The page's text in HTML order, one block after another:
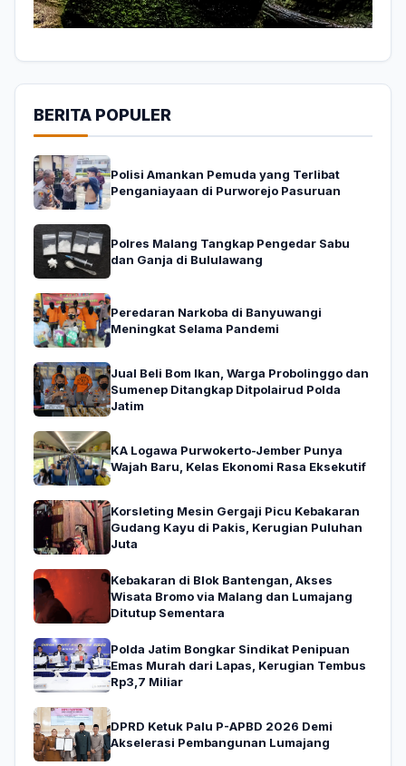
BERITA POPULER
Polisi Amankan Pemuda yang Terlibat
Penganiayaan di Purworejo Pasuruan
Polres Malang Tangkap Pengedar Sabu
dan Ganja di Bululawang
Peredaran Narkoba di Banyuwangi
Meningkat Selama Pandemi
Jual Beli Bom Ikan, Warga Probolinggo dan
Sumenep Ditangkap Ditpolairud Polda
Jatim
KA Logawa Purwokerto-Jember Punya
Wajah Baru, Kelas Ekonomi Rasa Eksekutif
Korsleting Mesin Gergaji Picu Kebakaran
Gudang Kayu di Pakis, Kerugian Puluhan
Juta
Kebakaran di Blok Bantengan, Akses
Wisata Bromo via Malang dan Lumajang
Ditutup Sementara
Polda Jatim Bongkar Sindikat Penipuan
Emas Murah dari Lapas, Kerugian Tembus
Rp3,7 Miliar
DPRD Ketuk Palu P-APBD 2026 Demi
Akselerasi Pembangunan Lumajang